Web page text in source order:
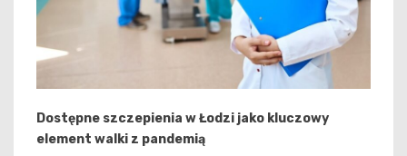
Dostępne szczepienia w Łodzi jako kluczowy
element walki z pandemią